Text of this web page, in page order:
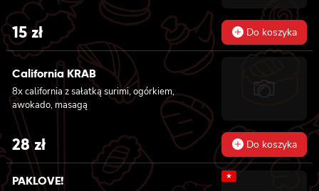
15zł Do koszyka
California KRAB
8x california z sałatką surimi, ogórkiem,
awokado, masagą
28zł Do koszyka
PAKLOVE! ★